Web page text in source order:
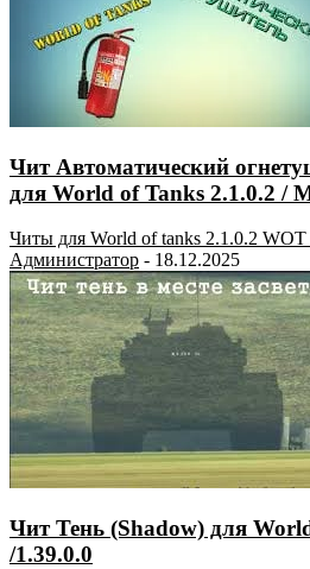
Чит Автоматический
для World of Tanks 2.1.0.2 /
Читы для World of tanks 2.1.0.2
Администратор - 18.12.2025
Чит Тень (Shadow) для
/1.39.0.0